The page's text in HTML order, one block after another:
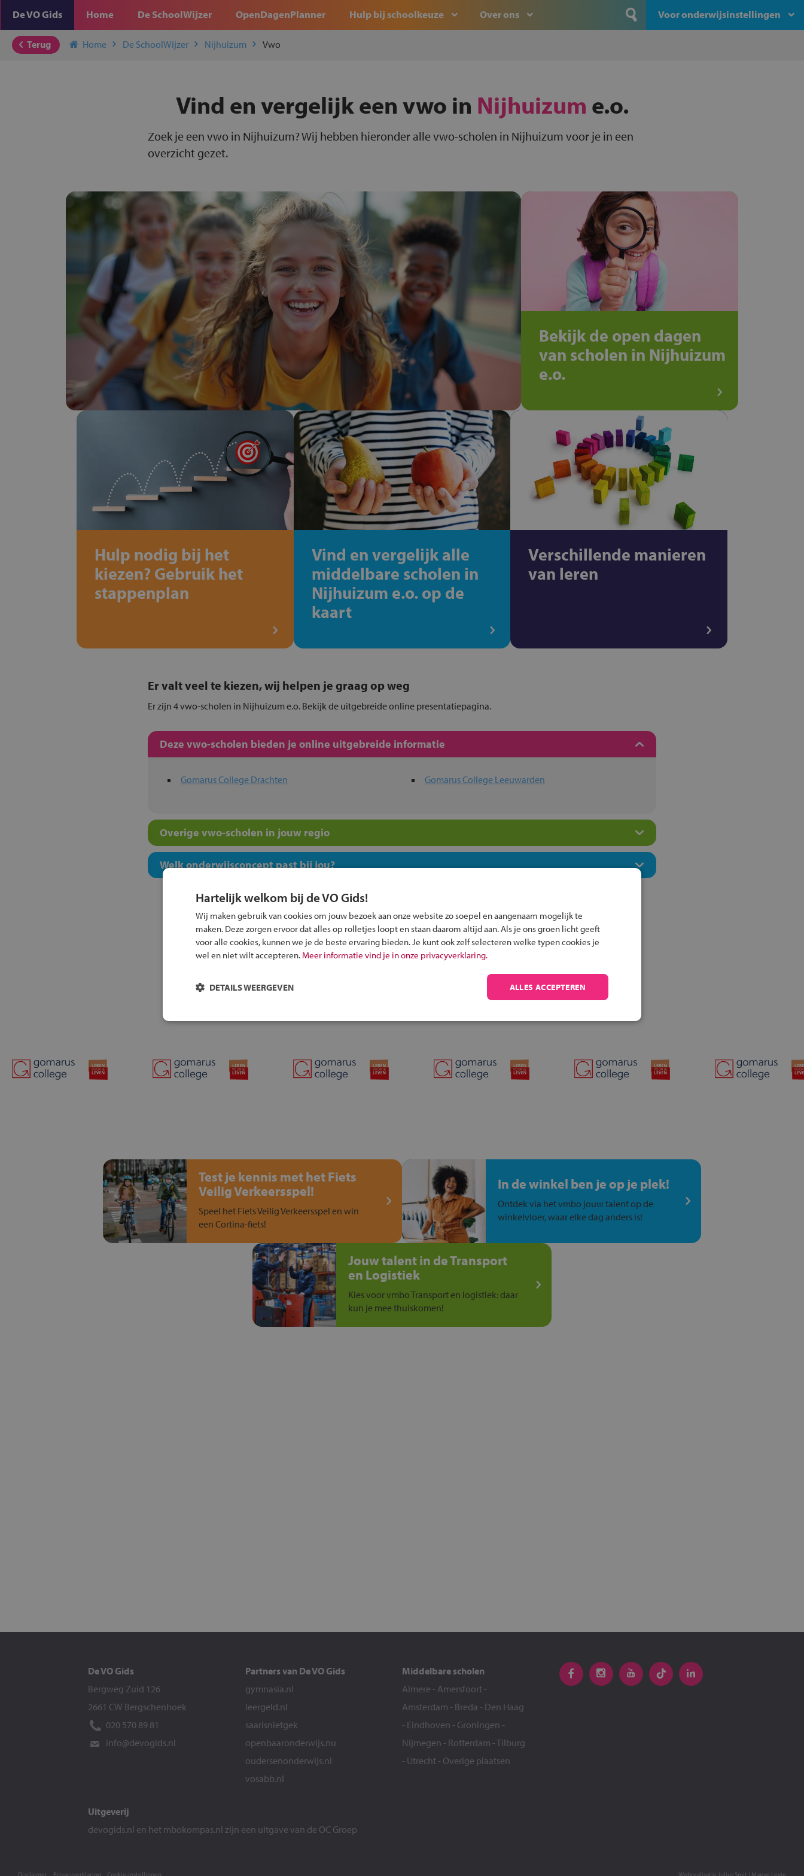
De VO Gids Home De SchoolWijzer OpenDagenPlanner Hulp bij schoolkeuze Over ons Voor onderwijsinstellingen
Terug Home De SchoolWijzer Nijhuizum Vwo
Vind en vergelijk een vwo in Nijhuizum e.o.
Zoek je een vwo in Nijhuizum? Wij hebben hieronder alle vwo-scholen in Nijhuizum voor je in een
overzicht gezet.
Bekijk de open dagen
van scholen in Nijhuizum
e.o.
Hulp nodig bij het
kiezen? Gebruik het
stappenplan
Vind en vergelijk alle
middelbare scholen in
Nijhuizum e.o. op de
kaart
Verschillende manieren
van leren
Er valt veel te kiezen, wij helpen je graag op weg
Er zijn 4 vwo-scholen in Nijhuizum e.o. Bekijk de uitgebreide online presentatiepagina.
Deze vwo-scholen bieden je online uitgebreide informatie
Gomarus College Drachten Gomarus College Leeuwarden
Overige vwo-scholen in jouw regio
Welk onderwijsconcept past bij jou?
Inschrijven?
Test je kennis met het Fiets
Veilig Verkeersspel!
Speel het Fiets Veilig Verkeersspel en win
een Cortina-fiets!
In de winkel ben je op je plek!
Ontdek via het vmbo jouw talent op de
winkelvloer, waar elke dag anders is!
Jouw talent in de Transport
en Logistiek
Kies voor vmbo Transport en logistiek: daar
kun je mee thuiskomen!
De VO Gids
Bergweg Zuid 126
2661 CW Bergschenhoek
020 570 89 81
info@devogids.nl
Partners van De VO Gids
gymnasia.nl
leergeld.nl
saarisnietgek
openbaaronderwijs.nu
oudersenonderwijs.nl
vosabb.nl
Middelbare scholen
Almere - Amersfoort -
Amsterdam - Breda - Den Haag
- Eindhoven - Groningen -
Nijmegen - Rotterdam -Tilburg
- Utrecht - Overige plaatsen
Uitgeverij
devogids.nl en het mbokompas.nl zijn een uitgave van de OC Groep
Webrealisatie Julius Smit | Maeve Levie
Disclaimer Privacyverklaring Cookie-instellingen
Hartelijk welkom bij de VO Gids!
Wij maken gebruik van cookies om jouw bezoek aan onze website zo soepel en aangenaam mogelijk te
maken. Deze zorgen ervoor dat alles op rolletjes loopt en staan daarom altijd aan. Als je ons groen licht geeft
voor alle cookies, kunnen we je de beste ervaring bieden. Je kunt ook zelf selecteren welke typen cookies je
wel en niet wilt accepteren. Meer informatie vind je in onze privacyverklaring.
ALLES ACCEPTEREN
DETAILS WEERGEVEN